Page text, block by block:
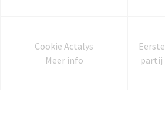
Cookie Actalys
Meer info
Eerste
partij